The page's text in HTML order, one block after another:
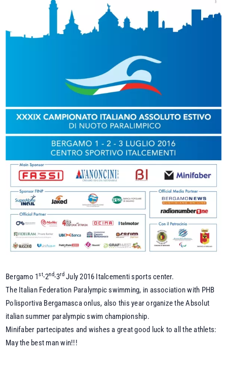
Bergamo 1st-2nd-3rdJuly 2016 Italcementi sports center.
The Italian Federation Paralympic swimming, in association with PHB
Polisportiva Bergamasca onlus, also this year organize the Absolut
italian summer paralympic swim championship.
Minifaber partecipates and wishes a great good luck to all the athlets:
May the best man win!!!